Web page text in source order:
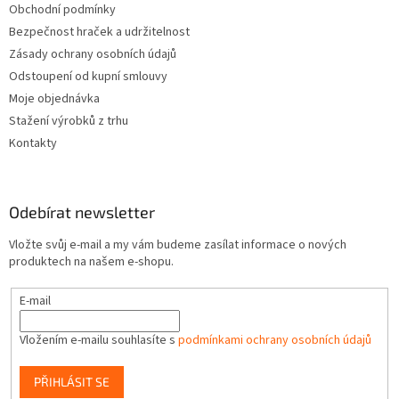
Obchodní podmínky
Bezpečnost hraček a udržitelnost
Zásady ochrany osobních údajů
Odstoupení od kupní smlouvy
Moje objednávka
Stažení výrobků z trhu
Kontakty
Odebírat newsletter
Vložte svůj e-mail a my vám budeme zasílat informace o nových
produktech na našem e-shopu.
E-mail
Vložením e-mailu souhlasíte s podmínkami ochrany osobních údajů
PŘIHLÁSIT SE